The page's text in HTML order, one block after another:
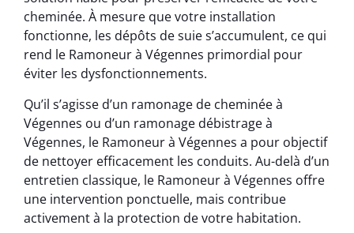
cheminée. À mesure que votre installation
fonctionne, les dépôts de suie s’accumulent, ce qui
rend le Ramoneur à Végennes primordial pour
éviter les dysfonctionnements.
Qu’il s’agisse d’un ramonage de cheminée à
Végennes ou d’un ramonage débistrage à
Végennes, le Ramoneur à Végennes a pour objectif
de nettoyer efficacement les conduits. Au-delà d’un
entretien classique, le Ramoneur à Végennes offre
une intervention ponctuelle, mais contribue
activement à la protection de votre habitation.